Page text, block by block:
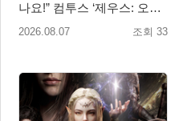
나요!” 컴투스 ‘제우스: 오만
의 신’ 쇼케이스 찾은 배우
2026.08.07 조회 33